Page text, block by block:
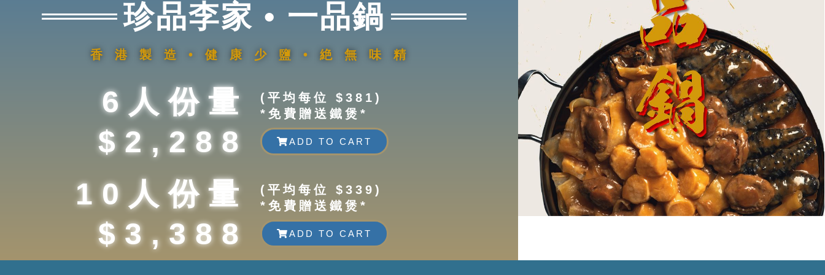
珍品李家 • 一品鍋
香港製造•健康少鹽•絶無味精
6人份量
$2,288
(平均每位 $381)
*免費贈送鐵煲*
ADD TO CART
10人份量
$3,388
(平均每位 $339)
*免費贈送鐵煲*
ADD TO CART